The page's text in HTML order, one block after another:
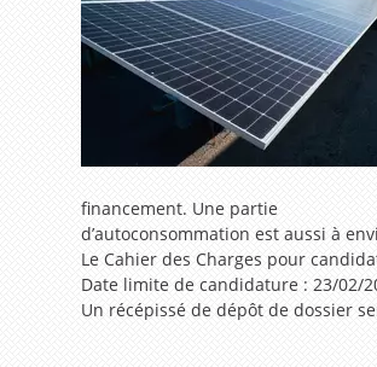
financement. Une partie
d’autoconsommation est aussi à
Le Cahier des Charges pour
Date limite de candidature : 23/02/
Un récépissé de dépôt de dossier